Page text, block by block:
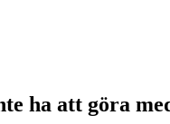
ha att göra